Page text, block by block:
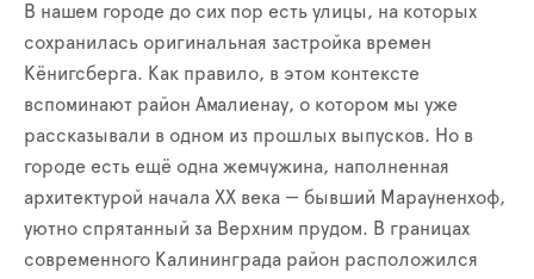
В нашем городе до сих пор есть улицы, на которых
сохранилась оригинальная застройка времен
Кёнигсберга. Как правило, в этом контексте
вспоминают район Амалиенау, о котором мы уже
рассказывали в одном из прошлых выпусков. Но в
городе есть ещё одна жемчужина, наполненная
архитектурой начала XX века — бывший Марауненхоф,
уютно спрятанный за Верхним прудом. В границах
современного Калининграда район расположился